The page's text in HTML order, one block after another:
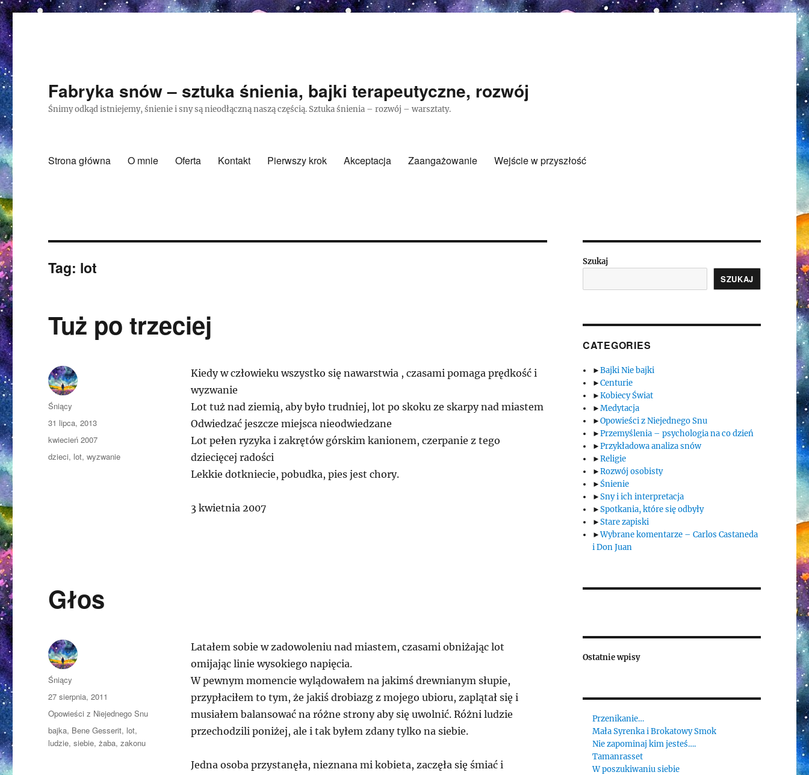
Fabryka snów – sztuka śnienia, bajki terapeutyczne, rozwój
Śnimy odkąd istniejemy, śnienie i sny są nieodłączną naszą częścią. Sztuka śnienia – rozwój – warsztaty.
Strona główna O mnie Oferta Kontakt Pierwszy krok Akceptacja Zaangażowanie Wejście w przyszłość
Tag: lot
Tuż po trzeciej
Kiedy w człowieku wszystko się nawarstwia , czasami pomaga prędkość i
wyzwanie
Lot tuż nad ziemią, aby było trudniej, lot po skoku ze skarpy nad miastem
Odwiedzać jeszcze miejsca nieodwiedzane
Lot pełen ryzyka i zakrętów górskim kanionem, czerpanie z tego
dziecięcej radości
Lekkie dotkniecie, pobudka, pies jest chory.
3 kwietnia 2007
Autor
Śniący
Opublikowano
31 lipca, 2013
Kategorie
kwiecień 2007
Tagi
dzieci, lot,wyzwanie
Głos
Latałem sobie w zadowoleniu nad miastem, czasami obniżając lot
omijając linie wysokiego napięcia.
W pewnym momencie wylądowałem na jakimś drewnianym słupie,
przypłaciłem to tym, że jakiś drobiazg z mojego ubioru, zaplątał się i
musiałem balansować na różne strony aby się uwolnić. Różni ludzie
przechodzili poniżej, ale i tak byłem zdany tylko na siebie.
Jedna osoba przystanęła, nieznana mi kobieta, zaczęła się śmiać i
Autor
Śniący
Opublikowano
27 sierpnia, 2011
Kategorie
Opowieści z Niejednego Snu
Tagi
bajka, Bene Gesserit, lot,
ludzie,siebie,żaba,zakonu
Szukaj
SZUKAJ
CATEGORIES
►Bajki Nie bajki
►Centurie
►Kobiecy Świat
►Medytacja
►Opowieści z Niejednego Snu
►Przemyślenia – psychologia na co dzień
►Przykładowa analiza snów
►Religie
►Rozwój osobisty
►Śnienie
►Sny i ich interpretacja
►Spotkania, które się odbyły
►Stare zapiski
►Wybrane komentarze – Carlos Castaneda
i Don Juan
Ostatnie wpisy
Przenikanie…
Mała Syrenka i Brokatowy Smok
Nie zapominaj kim jesteś….
Tamanrasset
W poszukiwaniu siebie